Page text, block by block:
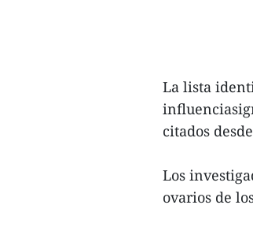
La lista
citados
Los
ovarios de